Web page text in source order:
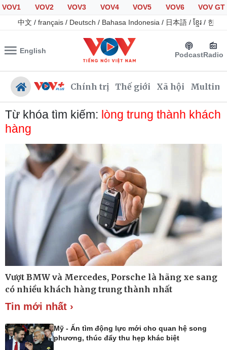
VOV1 VOV2 VOV3 VOV4 VOV5 VOV6
VOV GT
中文 / français / Deutsch / Bahasa Indonesia / 日本語 / ខ្មែរ / 한국
English PodcastRadio
Chính trị Thế giới Xã hội
Chính trị
Đảng
Tổ chức nhân sự
Quốc hội
Nhận diện sự thật
Giáo dục
Dự báo thời tiết
Dấu ấn VOV
Việc làm
Biển đảo
Quan sát
Cuộc sống đó đây
Hồ sơ
Ảnh
Video
Từ khóa tìm kiếm: lòng trung thành khách
hàng
Vượt BMW và Mercedes, Porsche là hãng xe sang
có nhiều khách hàng trung thành nhất
Tin mới nhất ›
Mỹ - Ấn tìm động lực mới cho quan hệ song
phương, thúc đẩy thu hẹp khác biệt